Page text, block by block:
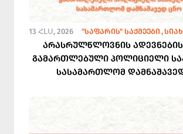
13 ՀԼՍ, 2026 "ᲡᲐᲤᲐᲠᲘᲡ" ᲡᲐᲥᲛᲔᲔᲑᲘ
არასრულწლოვნის
გამართლებული პოლიციელი
სასამართლომ